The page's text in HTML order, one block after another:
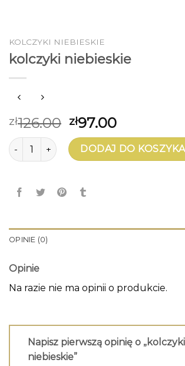
KOLCZYKI NIEBIESKIE
kolczyki niebieskie
zł126.00 zł97.00
ilość kolczyki niebieskieDODAJ DO KOSZYKA
OPINIE (0)
Opinie
Na razie nie ma opinii o produkcie.
Napisz pierwszą opinię o „kolczyki
niebieskie”